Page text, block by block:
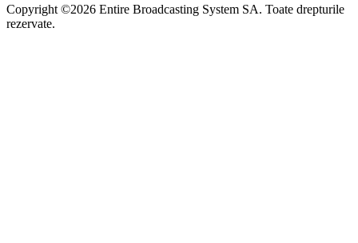
Copyright ©2026 Entire Broadcasting System SA. Toate drepturile
rezervate.